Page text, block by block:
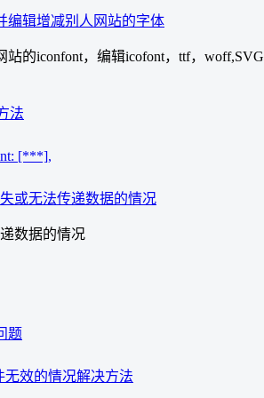
编辑增减别人网站的字体
的iconfont，编辑icofont，ttf，woff,SVG
法
[***],
或无法传递数据的情况
数据的情况
题
无效的情况解决方法